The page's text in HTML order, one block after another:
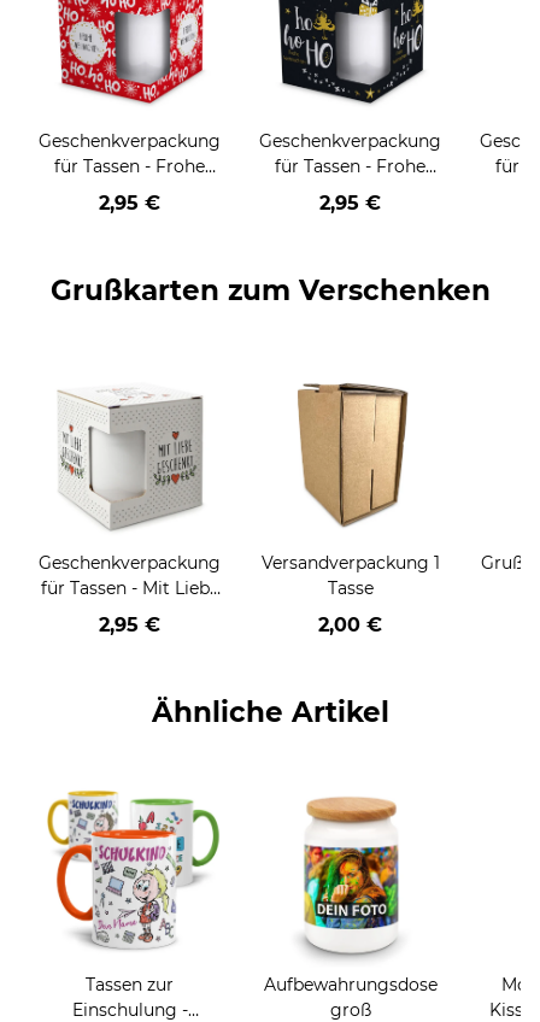
Geschenkverpackung
für Tassen - Frohe
Weihnachten - HO
HO HO - rot
2,95 €
Geschenkverpackung
für Tassen - Frohe
Weihnachten - HO
HO HO - schwarz
2,95 €
für
Grußkarten zum Verschenken
Geschenkverpackung
für Tassen - Mit Liebe
geschenkt
2,95 €
Versandverpackung 1
Tasse
2,00 €
Ähnliche Artikel
Tassen zur
Einschulung -
Aufbewahrungsdose
groß